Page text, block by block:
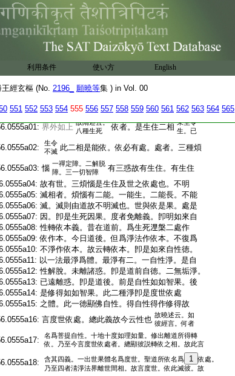
利用条件 使い方 English
經玄樞 (No. 2196_ 願曉等集 ) in Vol. 00
551 552 553 554 555 556 557 558 559 560 561 562 563 564 565
遍滿寂靜。通一切故。六無分別寂靜。無生死
解脱異故。七無著寂靜。皮肉不染故。八一切
處無礙寂靜。一切智障不染故。九解脱寂靜。
最堅最 5 濡故。最堅者。内外法所不能壞。最
濡者慈悲。不爲貪嗔所覆。堅者智慧。不爲迷
惑所壞。十非麁寂靜。不可見非色故。十一微
妙寂靜。不可執無相故。十二淸淨。自性善故。
又廣如曉。故言法身本來寂靜
各四生死。界内三生死。一惡生死。合四生死。
界外如上 故隋述云。
八種生死
依者。是生住二相 未生令
生。已
生令
不滅 此二相是能依。依必有處。處者。三種煩
惱 一禪定障。二解脱
障。三一切智障
有三惑故有生住。有生住
故有世。三煩惱是生住及世之依處也。不明
滅相者。煩惱有二能。一能生。二能長。不能
滅。滅則由道故不明滅也。世與依是果。處是
因。卽是生死因果。度者免離義。卽明如來自
性轉依本義。昔在道前。爲生死𣵀槃二處作
依作本。今日道後。但爲淨法作依本。不復爲
不淨作依本。故云轉依本。卽是如來自性徳。
以一法最淨爲體。最淨有二。一自性淨。是自
性解脫。未離諸惑。卽是道前自徳。二無垢淨。
已遠離惑。卽是道後。前是自性如如智果。後
是修得如如智果。此二種淨卽是度世依處
之體。此一徳顯佛自性。得自性得作修得故
言度世依處。總此義故今云性也 故曉述云。如
彼經言。何者
名爲菩提自性。十地十度如理如量。修出離道所得轉
依。乃至今言度世依處者。總顯彼説轉依之相。故此言
含其四義。一出世果體名爲度世。聖道所依名爲 1
依處。
乃至四者淸淨法界離世間相。故言度世。依此滅彼。故